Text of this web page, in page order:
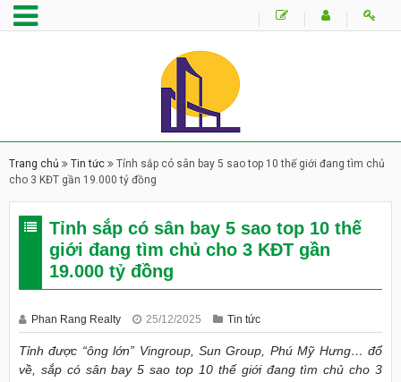
Trang chủ Tin tức
Tỉnh sắp có sân bay 5 sao top 10 thế giới đang tìm chủ
cho 3 KĐT gần 19.000 tỷ đồng
Tỉnh sắp có sân bay 5 sao top 10 thế
giới đang tìm chủ cho 3 KĐT gần
19.000 tỷ đồng
Phan Rang Realty 25/12/2025 Tin tức
Tỉnh được “ông lớn” Vingroup, Sun Group, Phú Mỹ Hưng… đổ
về, sắp có sân bay 5 sao top 10 thế giới đang tìm chủ cho 3